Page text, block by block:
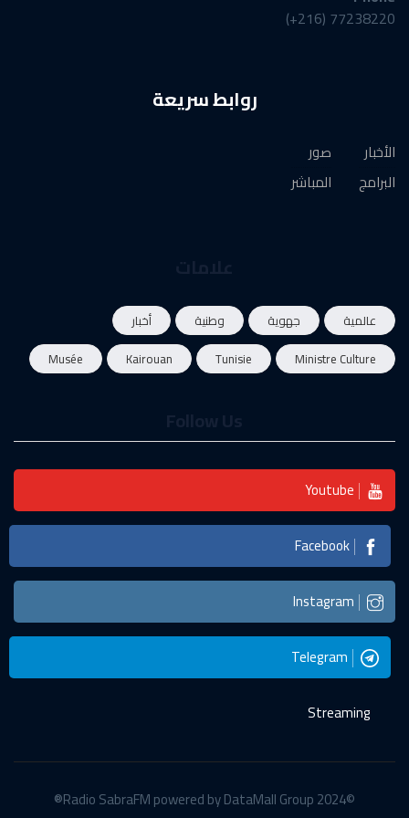
77238220 (216+)
روابط سريعة
الأخبار
البرامج
صور
المباشر
عالمية جهوية وطنية
أخبار
Ministre Culture
Tunisie
Kairouan
Musée
Youtube
Facebook
Instagram
Telegram
Streaming
©2024 Radio SabraFM powered by DataMall Group®